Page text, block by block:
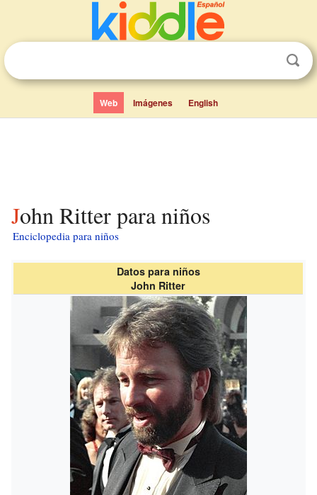
Web Imágenes English
John Ritter para niños
Enciclopedia para niños
Datos para niños
John Ritter